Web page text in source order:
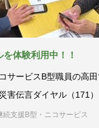
体験利用中！！
サービスB型職員の高
害伝言ダイヤル（171）
継続支援B型・ニコ